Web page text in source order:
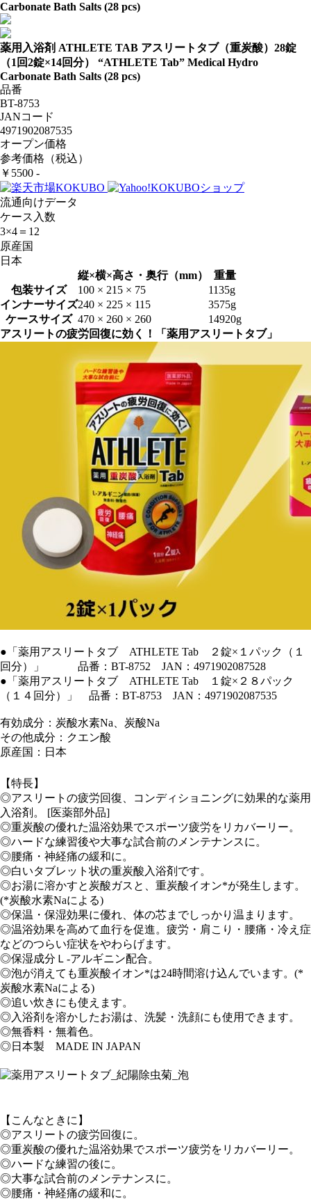
Carbonate Bath Salts (28 pcs)
薬用入浴剤 ATHLETE TAB アスリートタブ（重炭酸）28錠
（1回2錠×14回分） “ATHLETE Tab” Medical Hydro
Carbonate Bath Salts (28 pcs)
品番
BT-8753
JANコード
4971902087535
オープン価格
参考価格（税込）
￥5500 -
流通向けデータ
ケース入数
3×4＝12
原産国
日本
縦×横×高さ・奥行（mm）
重量
包装サイズ
100 × 215 × 75
1135g
インナーサイズ240 × 225 × 115
3575g
ケースサイズ 470 × 260 × 260
14920g
アスリートの疲労回復に効く！「薬用アスリートタブ」
●「薬用アスリートタブ ATHLETE Tab ２錠×１パック（１
回分）」 品番：BT-8752 JAN：4971902087528
●「薬用アスリートタブ ATHLETE Tab １錠×２８パック
（１４回分）」 品番：BT-8753 JAN：4971902087535
有効成分：炭酸水素Na、炭酸Na
その他成分：クエン酸
原産国：日本
【特長】
◎アスリートの疲労回復、コンディショニングに効果的な薬用
入浴剤。 [医薬部外品]
◎重炭酸の優れた温浴効果でスポーツ疲労をリカバーリー。
◎ハードな練習後や大事な試合前のメンテナンスに。
◎腰痛・神経痛の緩和に。
◎白いタブレット状の重炭酸入浴剤です。
◎お湯に溶かすと炭酸ガスと、重炭酸イオン*が発生します。
(*炭酸水素Naによる)
◎保温・保湿効果に優れ、体の芯までしっかり温まります。
◎温浴効果を高めて血行を促進。疲労・肩こり・腰痛・冷え症
などのつらい症状をやわらげます。
◎保湿成分Ｌ-アルギニン配合。
◎泡が消えても重炭酸イオン*は24時間溶け込んでいます。(*
炭酸水素Naによる)
◎追い炊きにも使えます。
◎入浴剤を溶かしたお湯は、洗髪・洗顔にも使用できます。
◎無香料・無着色。
◎日本製 MADE IN JAPAN
【こんなときに】
◎アスリートの疲労回復に。
◎重炭酸の優れた温浴効果でスポーツ疲労をリカバーリー。
◎ハードな練習の後に。
◎大事な試合前のメンテナンスに。
◎腰痛・神経痛の緩和に。